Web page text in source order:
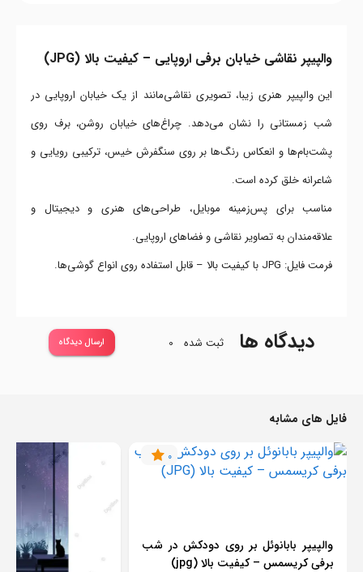
والپیپر نقاشی خیابان برفی اروپایی – کیفیت بالا (JPG)
این والپیپر هنری زیبا، تصویری نقاشی‌مانند از یک خیابان اروپایی در
شب زمستانی را نشان می‌دهد. چراغ‌های خیابان روشن، برف روی
پشت‌بام‌ها و انعکاس رنگ‌ها بر روی سنگفرش خیس، ترکیبی رویایی و
شاعرانه خلق کرده است.
مناسب برای پس‌زمینه موبایل، طراحی‌های هنری و دیجیتال و
علاقه‌مندان به تصاویر نقاشی و فضاهای اروپایی.
فرمت فایل: JPG با کیفیت بالا – قابل استفاده روی انواع گوشی‌ها.
دیدگاه ها ثبت شده 0 ارسال دیدگاه
فایل های مشابه
0
والپیپر بابانوئل بر روی دودکش در شب
برفی کریسمس – کیفیت بالا (jpg)